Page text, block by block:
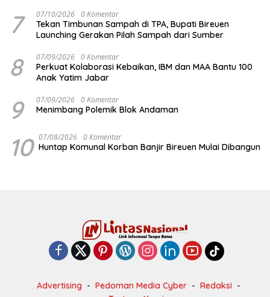
7 07/10/2026 0 Komentar
Tekan Timbunan Sampah di TPA, Bupati Bireuen
Launching Gerakan Pilah Sampah dari Sumber
8 07/09/2026 0 Komentar
Perkuat Kolaborasi Kebaikan, IBM dan MAA Bantu 100
Anak Yatim Jabar
9 07/09/2026 0 Komentar
Menimbang Polemik Blok Andaman
10 07/08/2026 0 Komentar
Huntap Komunal Korban Banjir Bireuen Mulai Dibangun
Advertising Pedoman Media Cyber
Redaksi